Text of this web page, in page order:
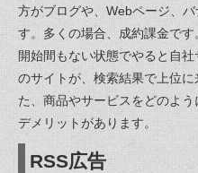
方がブログや、Webページ、
す。多くの場合、成約課金で
開始間もない状態でやると自
のサイトが、検索結果で上位
た、商品やサービスをどのよ
デメリットがあります。
RSS広告